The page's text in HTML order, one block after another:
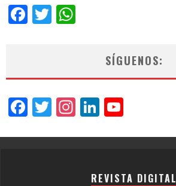
Facebook
Twitter
SÍGUENOS:
Facebook
Twitter
Instagram
LinkedIn
REVISTA DIGITAL